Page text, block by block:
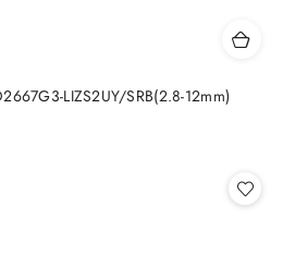
LIZS2UY/SRB(2.8-12mm)